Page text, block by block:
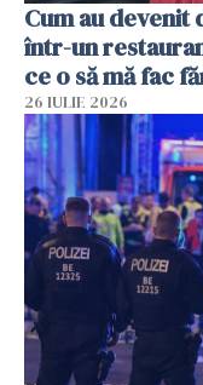
Cum au
într-un
ce o să mă fac
26 IULIE 2026